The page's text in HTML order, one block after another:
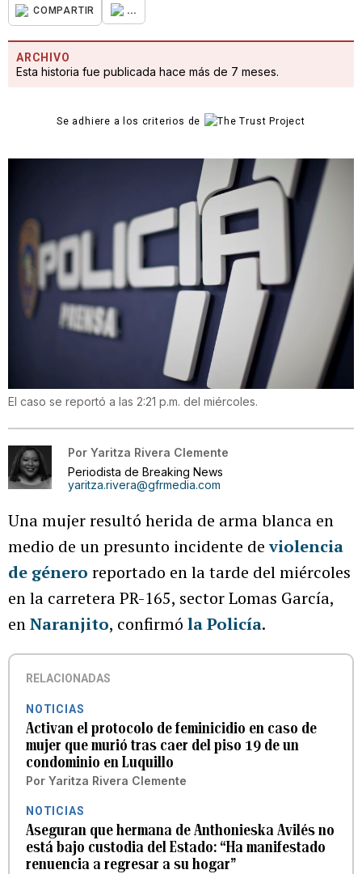
COMPARTIR ...
ARCHIVO
Esta historia fue publicada hace más de 7 meses.
Se adhiere a los criterios de
El caso se reportó a las 2:21 p.m. del miércoles.
Por Yaritza Rivera Clemente
Periodista de Breaking News
yaritza.rivera@gfrmedia.com
Una mujer resultó herida de arma blanca en
medio de un presunto incidente deviolencia
de género reportado en la tarde del miércoles
en la carretera PR-165, sector Lomas García,
enNaranjito, confirmó la Policía.
RELACIONADAS
NOTICIAS
Activan el protocolo de feminicidio en caso de
mujer que murió tras caer del piso 19 de un
condominio en Luquillo
Por Yaritza Rivera Clemente
NOTICIAS
Aseguran que hermana de Anthonieska Avilés no
está bajo custodia del Estado: “Ha manifestado
renuencia a regresar a su hogar”